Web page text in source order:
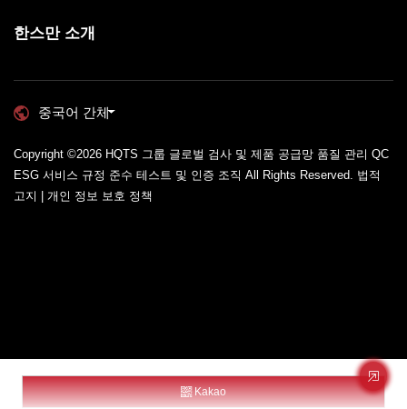
한스만 소개
중국어 간체
Copyright ©2026 HQTS 그룹 글로벌 검사 및 제품 공급망 품질 관리 QC
ESG 서비스 규정 준수 테스트 및 인증 조직 All Rights Reserved. 법적
고지 | 개인 정보 보호 정책
Kakao